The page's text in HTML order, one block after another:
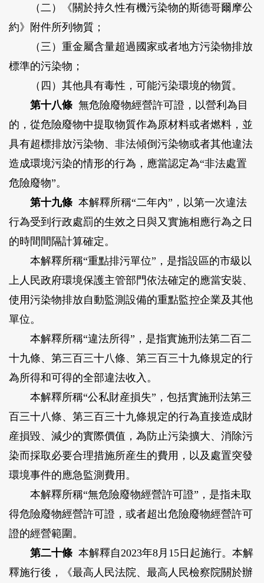
（二）《關於持久性有機污染物的斯德哥爾摩公
約》附件所列物質；
（三）重金屬含量超過國家或者地方污染物排放
標準的污染物；
（四）其他具有毒性，可能污染環境的物質。
第十八條無危險廢物經營許可證，以營利為目
的，從危險廢物中提取物質作為原材料或者燃料，並
具有超標排放污染物、非法傾倒污染物或者其他違法
造成環境污染的情形的行為，應當認定為“非法處置
危險廢物”。
第十九條本解釋所稱“二年內”，以第一次違法
行為受到行政處罰的生效之日與又實施相應行為之日
的時間間隔計算確定。
本解釋所稱“重點排污單位”，是指設區的市級以
上人民政府環境保護主管部門依法確定的應當安裝、
使用污染物排放自動監測設備的重點監控企業及其他
單位。
本解釋所稱“違法所得”，是指實施刑法第二百二
十九條、第三百三十八條、第三百三十九條規定的行
為所得和可得的全部違法收入。
本解釋所稱“公私財産損失”，包括實施刑法第三
百三十八條、第三百三十九條規定的行為直接造成財
産損毀、減少的實際價值，為防止污染擴大、消除污
染而採取必要合理措施所産生的費用，以及處置突發
環境事件的應急監測費用。
本解釋所稱“無危險廢物經營許可證”，是指未取
得危險廢物經營許可證，或者超出危險廢物經營許可
證的經營範圍。
第二十條本解釋自2023年8月15日起施行。本解
釋施行後，《最高人民法院、最高人民檢察院關於辦